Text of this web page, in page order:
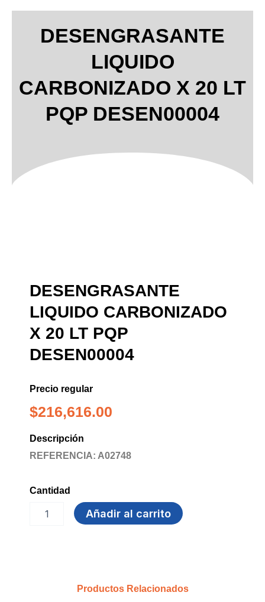
DESENGRASANTE
LIQUIDO
CARBONIZADO X 20 LT
PQP DESEN00004
DESENGRASANTE
LIQUIDO CARBONIZADO
X 20 LT PQP
DESEN00004
Precio regular
$216,616.00
Descripción
REFERENCIA: A02748
Cantidad
DESENGRASANTE
LIQUIDO
DESEN00004
Añadir al carrito
Productos Relacionados